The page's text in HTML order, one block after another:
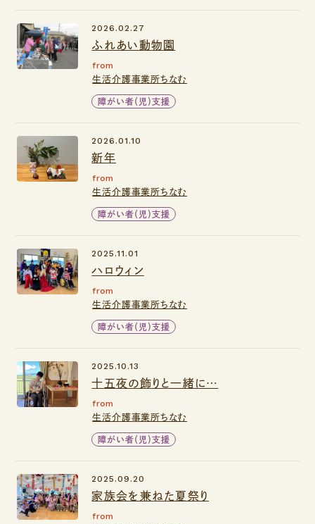
ふれあい動物園
2026.02.27
from
生活介護事業所ちなむ
障がい者（児）支援
新年
2026.01.10
from
生活介護事業所ちなむ
障がい者（児）支援
ハロウィン
2025.11.01
from
生活介護事業所ちなむ
障がい者（児）支援
十五夜の飾りと一緒に…
2025.10.13
from
生活介護事業所ちなむ
障がい者（児）支援
家族会を兼ねた夏祭り
2025.09.20
from